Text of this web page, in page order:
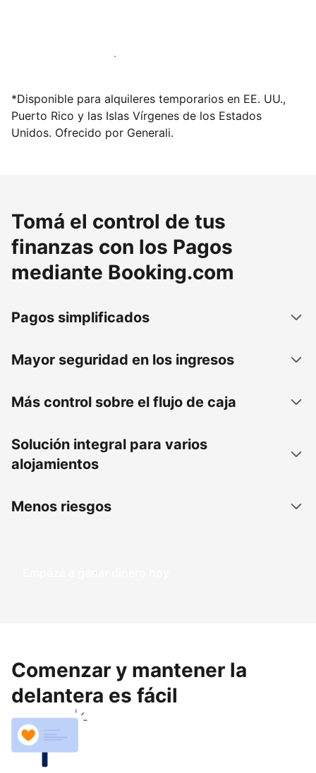
Publicá en nuestra plataforma hoy
*Disponible para alquileres temporarios en EE. UU.,
Puerto Rico y las Islas Vírgenes de los Estados
Unidos. Ofrecido por Generali.
Tomá el control de tus
finanzas con los Pagos
mediante Booking.com
Pagos simplificados
Mayor seguridad en los ingresos
Más control sobre el flujo de caja
Solución integral para varios
alojamientos
Menos riesgos
Empezá a ganar dinero hoy
Comenzar y mantener la
delantera es fácil